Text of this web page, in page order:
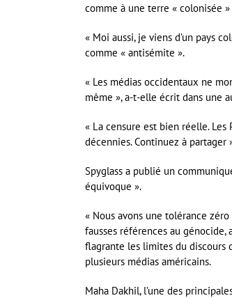
comme à une terre « colonisée
« Moi aussi, je viens d’un pays
comme « antisémite ».
« Les médias occidentaux ne
même », a-t-elle écrit dans une
« La censure est bien réelle.
décennies. Continuez à partager
Spyglass a publié un
équivoque ».
« Nous avons une tolérance
fausses références au
flagrante les limites du discours
plusieurs médias américains.
Maha Dakhil, l’une des